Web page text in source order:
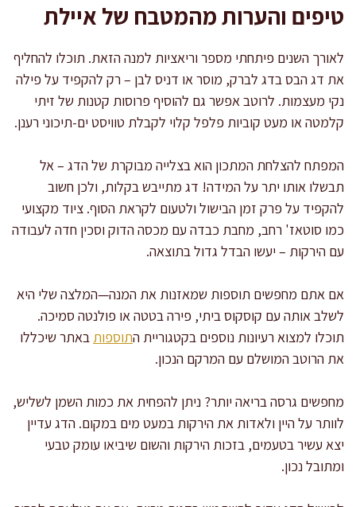
טיפים והערות מהמטבח של איילת
לאורך השנים פיתחתי מספר וריאציות למנה הזאת. תוכלו להחליף
את דג הבס בדג לברק, מוסר או דניס לבן – רק להקפיד על פילה
נקי מעצמות. לרוטב אפשר גם להוסיף פרוסות קטנות של זיתי
קלמטה או מעט קוביות פלפל קלוי לקבלת טוויסט ים-תיכוני רענן.
המפתח להצלחת המתכון הוא בצלייה מבוקרת של הדג – אל
תבשלו אותו יתר על המידה! דג מתייבש בקלות, ולכן חשוב
להקפיד על פרק זמן הבישול ולטעום לקראת הסוף. ציוד מקצועי
כמו סוטאז' רחב, מחבת כבדה עם מכסה הדוק וסכין חדה לעבודה
עם הירקות – יעשו הבדל גדול בתוצאה.
אם אתם מחפשים תוספות שמאזנות את המנה—המלצה שלי היא
לשלב אותה עם קוסקוס ביתי, פירה בטטה או פולנטה סמיכה.
תוכלו למצוא רעיונות נוספים בקטגוריית התוספות באתר שיכללו
את הרוטב המושלם עם המרקם הנכון.
מחפשים גרסה בריאה יותר? ניתן להפחית את כמות השמן לשליש,
לוותר על היין ולאדות את הירקות במעט מים במקום. הדג עדיין
יצא עשיר בטעמים, בזכות הירקות והשום שיביאו עומק טבעי
ומתובל נכון.